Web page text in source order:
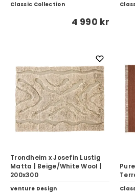
Classic Collection
4 990 kr
Trondheim x Josefin Lustig
Matta | Beige/White Wool |
200x300
Venture Design